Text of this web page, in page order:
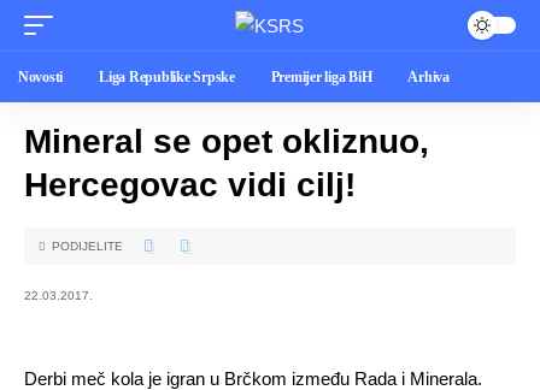
Novosti Liga Republike Srpske Premijer liga BiH Arhiva
Mineral se opet okliznuo,
Hercegovac vidi cilj!
22.03.2017.
PODIJELITE
Derbi meč kola je igran u Brčkom između Rada i Minerala.